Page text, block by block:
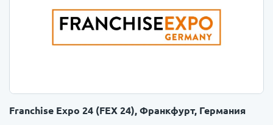
Franchise Expo 24 (FEX 24), Франкфурт, Германия